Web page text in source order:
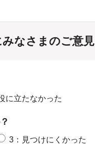
なさまのご意
に立たなかった
3：見つけにくかった